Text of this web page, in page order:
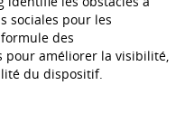
sociales pour les
des
pour améliorer la visibilité,
du dispositif.